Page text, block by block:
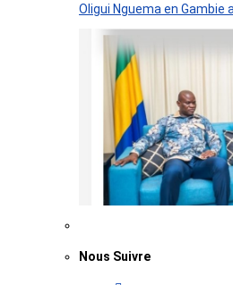
Oligui Nguema en Gambie
Nous Suivre